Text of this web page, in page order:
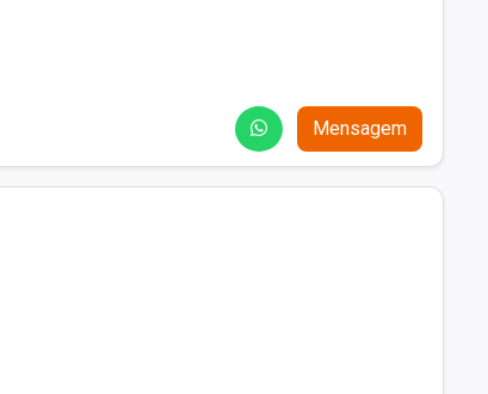
Mensagem